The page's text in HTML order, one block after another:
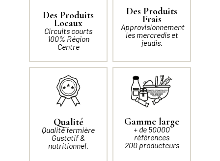
Des Produits
Locaux
Circuits courts
100% Région
Centre
Des Produits
Frais
Approvisionnement
les mercredis et
jeudis.
Qualité
Qualité fermière
Gustatif &
nutritionnel.
Gamme large
+ de 50000
références
200 producteurs